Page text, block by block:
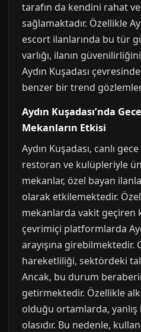
tarafın da kendini rahat
sağlamaktadır. Özellikle
escort ilanlarında bu tür
varlığı, ilanın
Aydın Kuşadası
benzer bir trend
Aydın Kuşadası’nda
Mekanların Etkisi
Aydın Kuşadası, canlı gece
restoran ve kulüpleriyle
mekanlar, özel bayan
olarak etkilemektedir.
mekanlarda vakit geçiren
çevrimiçi platformlarda
arayışına girebilmektedir.
hareketliliği, sektördeki
Ancak, bu durum
getirmektedir. Özellikle
olduğu ortamlarda, yanlış
olasıdır. Bu nedenle,